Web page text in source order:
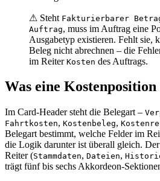
⚠ Steht Fakturierbarer
Auftrag, muss im Auftrag eine
Ausgabetyp existieren. Fehlt sie,
Beleg nicht abrechnen – die
im Reiter Kosten des Auftrags.
Was eine
Im Card-Header steht die Belegart –
Fahrtkosten, Kostenbeleg,
Belegart bestimmt, welche Felder im
die Logik darunter ist überall gleich.
Reiter (Stammdaten, Dateien,
trägt fünf bis sechs Akkordeon-